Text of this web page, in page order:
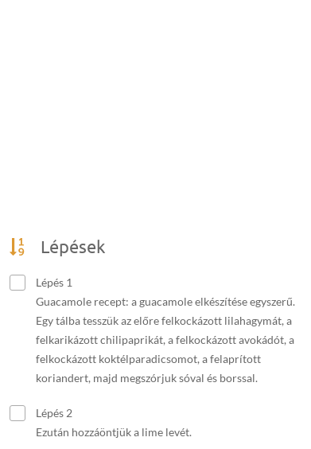
Lépések
Lépés 1
Guacamole recept: a guacamole elkészítése egyszerű.
Egy tálba tesszük az előre felkockázott lilahagymát, a
felkarikázott chilipaprikát, a felkockázott avokádót, a
felkockázott koktélparadicsomot, a felaprított
koriandert, majd megszórjuk sóval és borssal.
Lépés 2
Ezután hozzáöntjük a lime levét.